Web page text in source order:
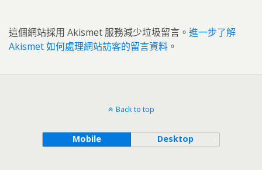
這個網站採用 Akismet 服務減少垃圾留言。 進一步了解
Akismet 如何處理網站訪客的留言資料 。
Back to top
Mobile Desktop